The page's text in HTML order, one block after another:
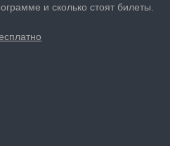
и сколько стоят билеты.